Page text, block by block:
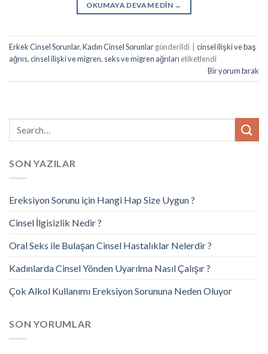
OKUMAYA DEVAM EDIN →
Erkek Cinsel Sorunlar,Kadın Cinsel Sorunlargönderildi
cinsel ilişki ve baş
ağrııs,cinsel ilişki ve migren, seks ve migren ağrıları etiketlendi
Bir yorum bırak
SON YAZILAR
Ereksiyon Sorunu için Hangi Hap Size Uygun ?
Cinsel İlgisizlik Nedir ?
Oral Seks ile Bulaşan Cinsel Hastalıklar Nelerdir ?
Kadınlarda Cinsel Yönden Uyarılma Nasıl Çalışır ?
Çok Alkol Kullanımı Ereksiyon Sorununa Neden Oluyor
SON YORUMLAR